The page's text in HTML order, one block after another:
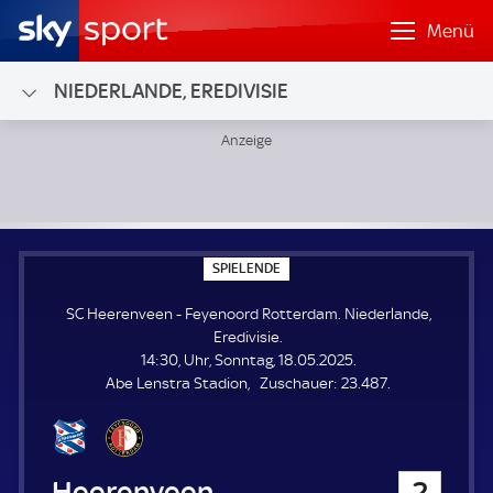
Menü
NIEDERLANDE, EREDIVISIE
SPIELENDE
P
E
E
N
E
SC Heerenveen - Feyenoord Rotterdam. Niederlande,
Eredivisie.
14:30, Uhr, Sonntag, 18.05.2025.
Abe Lenstra Stadion
Zuschauer: Z
23.487.